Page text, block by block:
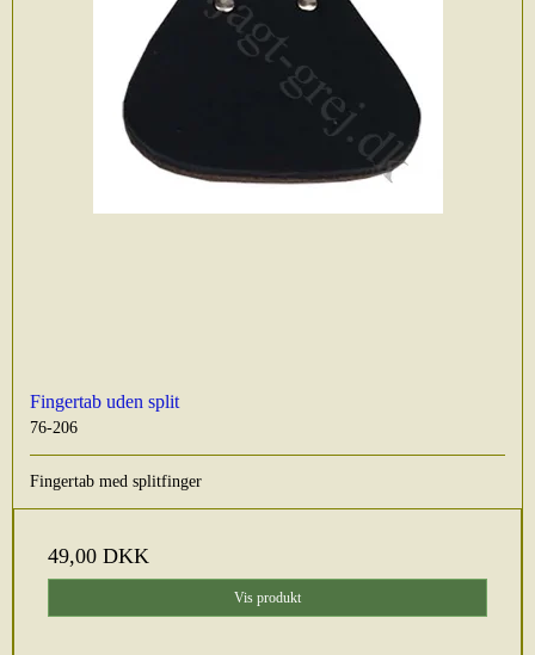
Fingertab uden split
76-206
Fingertab med splitfinger
49,00 DKK
Vis produkt